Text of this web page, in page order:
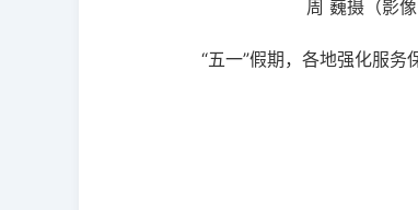
周 巍摄（影像中
“五一”假期，各地强化服务